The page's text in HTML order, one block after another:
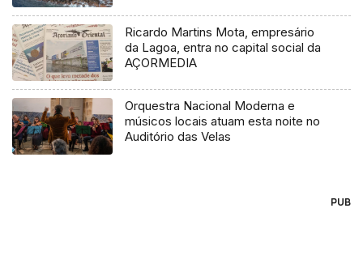
Ricardo Martins Mota, empresário
da Lagoa, entra no capital social da
AÇORMEDIA
Orquestra Nacional Moderna e
músicos locais atuam esta noite no
Auditório das Velas
PUB